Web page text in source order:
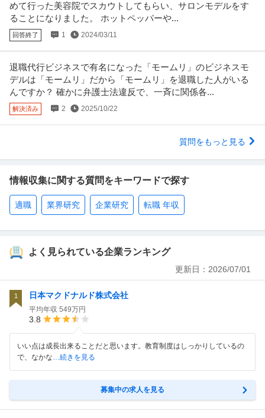
めて行った美容院でスカウトしてもらい、サロンモデルをす
ることになりました。 ホットペッパーや...
回答終了 1 2024/03/11
退職代行ビジネスで有名になった「モームリ」のビジネスモ
デルは「モームリ」だから「モームリ」を退職した人がいる
んですか？ 確かに弁護士法違反で、一斉に関係各...
解決済み 2 2025/10/22
質問をもっと見る
情報収集に関する質問をキーワードで探す
適職 業界研究 企業研究 転職 年収
よく見られている企業ランキング
更新日： 2026/07/01
1 日本マクドナルド株式会社
平均年収 549万円
3.8
いい点は成長出来ることだと思います。教育制度はしっかりしているの
で、なかな…続きを見る
募集中の求人を見る